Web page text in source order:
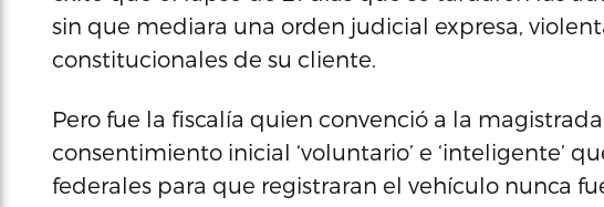
sin que mediara una orden judicial expresa,
constitucionales de su cliente.
Pero fue la fiscalía quien convenció a la
consentimiento inicial ‘voluntario’ e ‘inteligente’
federales para que registraran el vehículo nunca